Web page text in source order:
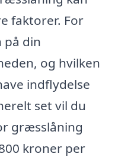
faktorer. For
på din
og hvilken
indflydelse
set vil du
græsslåning
kroner per